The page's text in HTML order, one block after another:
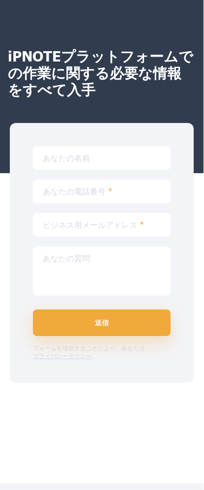
iPNOTEプラットフォームで
の作業に関する必要な情報
をすべて入手
あなたの名前
あなたの電話番号 *
ビジネス用メールアドレス *
あなたの質問
送信
フォームを送信することにより、あなたは、
プライバシーポリシー.